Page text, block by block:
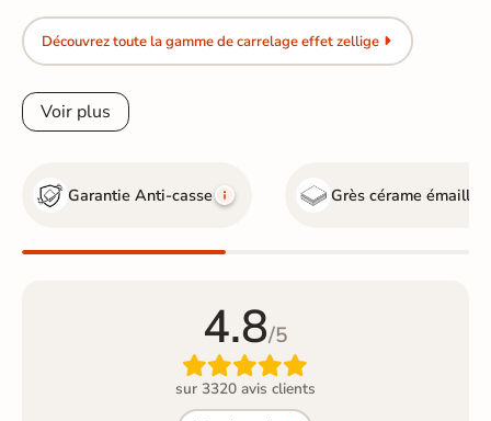
Découvrez toute la gamme de carrelage effet zellige
Voir plus
Garantie Anti-casse Grès cérame émaillé
4.8/5

sur 3320 avis clients